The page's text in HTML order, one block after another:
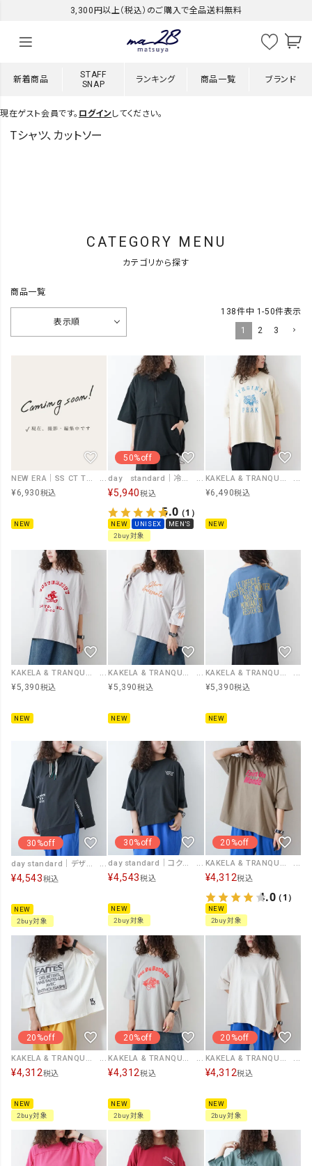
3,300円以上（税込）のご購入で全品送料無料
新着商品
STAFF
SNAP
ランキング 商品一覧 ブランド
現在ゲスト会員です。 ログインしてください。
Tシャツ、カットソー
CATEGORY MENU
カテゴリから探す
商品一覧
表示順
138件中 1-50件表示
1
2 3
¥6,930税込
NEW
50%off
¥5,940税込
5.0（1）
NEW UNISEX
MEN'S
2buy対象
KAKELA & TRANQUIL｜Tiger刺繍カレッジT [[12605-517-10]][D]
¥6,490税込
NEW
KAKELA & TRANQUIL｜カレッジクルーT [[12605-515-10]][D]
¥5,390税込
NEW
KAKELA & TRANQUIL｜ロゴ刺繍切り替えワイドクルー [[12605-514-10]][D]
¥5,390税込
NEW
KAKELA & TRANQUIL｜ロゴ刺繍ワイドクルー [[12605-512-10]][D]
¥5,390税込
NEW
30%off
day standard｜デザインプルオーバー [[K262063-28]][D]
¥4,543税込
NEW
2buy対象
30%off
day standard｜コクーンプルオーバー [[K262159-28]][D]
¥4,543税込
NEW
2buy対象
20%off
KAKELA & TRANQUIL｜ロゴ刺繍クルー [[12604-475-10]][D]
¥4,312税込
4.0（1）
NEW
2buy対象
20%off
KAKELA & TRANQUIL｜ワイドクルーT [[12604-478-10]][D]
¥4,312税込
NEW
2buy対象
20%off
KAKELA & TRANQUIL｜カレッジTiger刺繍クルーT [[12604-484-10]][D]
¥4,312税込
NEW
2buy対象
20%off
KAKELA & TRANQUIL｜布帛使いワイドクルー [[12604-483-10]][D]
¥4,312税込
NEW
2buy対象